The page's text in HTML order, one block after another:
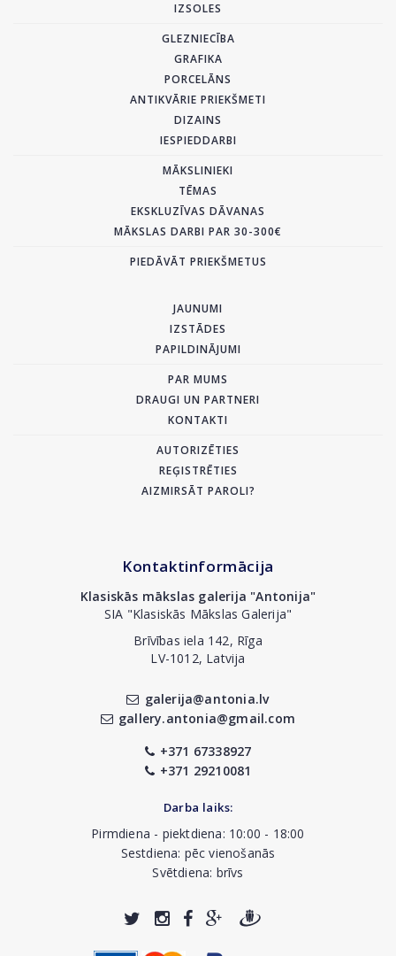
IZSOLES
GLEZNIECĪBA
GRAFIKA
PORCELĀNS
ANTIKVĀRIE PRIEKŠMETI
DIZAINS
IESPIEDDARBI
MĀKSLINIEKI
TĒMAS
EKSKLUZĪVAS DĀVANAS
MĀKSLAS DARBI PAR 30-300€
PIEDĀVĀT PRIEKŠMETUS
JAUNUMI
IZSTĀDES
PAPILDINĀJUMI
PAR MUMS
DRAUGI UN PARTNERI
KONTAKTI
AUTORIZĒTIES
REĢISTRĒTIES
AIZMIRSĀT PAROLI?
Kontaktinformācija
Klasiskās mākslas galerija "Antonija"
SIA "Klasiskās Mākslas Galerija"
Brīvības iela 142, Rīga
LV-1012, Latvija
galerija@antonia.lv
gallery.antonia@gmail.com
+371 67338927
+371 29210081
Darba laiks:
Pirmdiena - piektdiena: 10:00 - 18:00
Sestdiena: pēc vienošanās
Svētdiena: brīvs